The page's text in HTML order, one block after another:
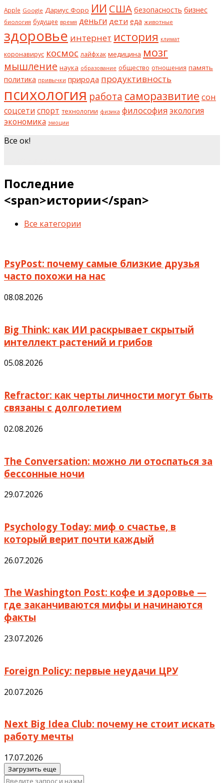
Apple Google Дариус Форо ИИ США безопасность бизнес
биология будущее время деньги дети еда животные
здоровье интернет история климат
коронавирус космос лайфхак медицина мозг
мышление наука образование общество отношения память
политика привычки природа продуктивность
психология работа саморазвитие сон
соцсети спорт технологии физика философия экология
экономика эмоции
Все ок!
Последние
<span>истории</span>
Все категории
PsyPost: почему самые близкие друзья
часто похожи на нас
08.08.2026
Big Think: как ИИ раскрывает скрытый
интеллект растений и грибов
05.08.2026
Refractor: как черты личности могут быть
связаны с долголетием
02.08.2026
The Conversation: можно ли отоспаться за
бессонные ночи
29.07.2026
Psychology Today: миф о счастье, в
который верит почти каждый
26.07.2026
The Washington Post: кофе и здоровье —
где заканчиваются мифы и начинаются
факты
23.07.2026
Foreign Policy: первые неудачи ЦРУ
20.07.2026
Next Big Idea Club: почему не стоит искать
работу мечты
17.07.2026
Загрузить еще